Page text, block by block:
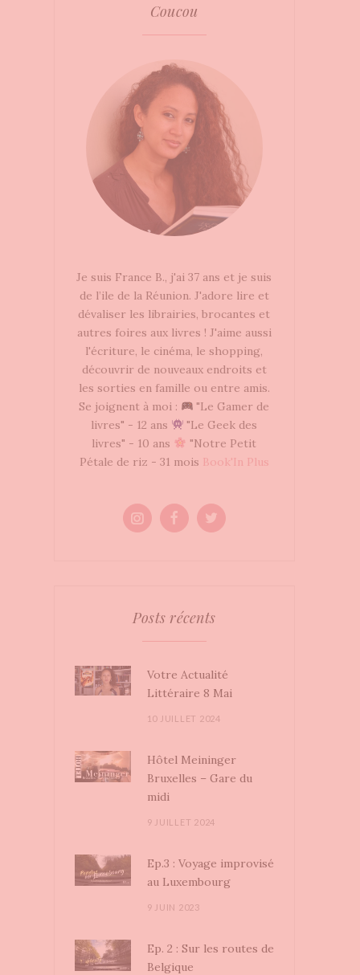
Coucou
Je suis France B., j'ai 37 ans et je suis
de l’ile de la Réunion. J'adore lire et
dévaliser les librairies, brocantes et
autres foires aux livres ! J'aime aussi
l'écriture, le cinéma, le shopping,
découvrir de nouveaux endroits et
les sorties en famille ou entre amis.
Se joignent à moi :
"Le Gamer de
livres" - 12 ans
"Le Geek des
livres" - 10 ans
"Notre Petit
Pétale de riz - 31 mois Book'In Plus
Posts récents
Votre Actualité
Littéraire 8 Mai
10 JUILLET 2024
Hôtel Meininger
Bruxelles – Gare du
midi
9 JUILLET 2024
Ep.3 : Voyage improvisé
au Luxembourg
9 JUIN 2023
Ep. 2 : Sur les routes de
Belgique